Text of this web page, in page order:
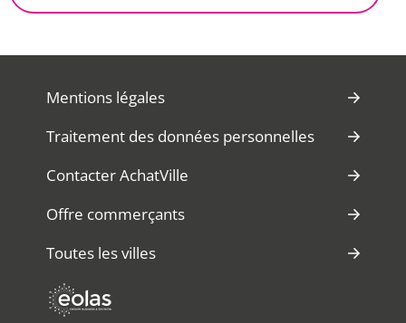
Mentions légales
Traitement des données personnelles
Contacter AchatVille
Offre commerçants
Toutes les villes